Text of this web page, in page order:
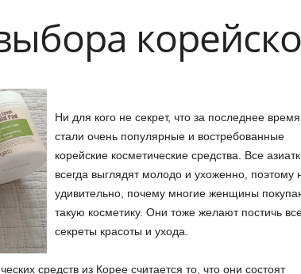
Ни для кого не секрет, что за последнее время
стали очень популярные и востребованные
корейские косметические средства. Все
всегда выглядят молодо и ухоженно, поэтому
удивительно, почему многие женщины
такую косметику. Они тоже желают постичь
секреты красоты и ухода.
средств из Корее считается то, что они состоят